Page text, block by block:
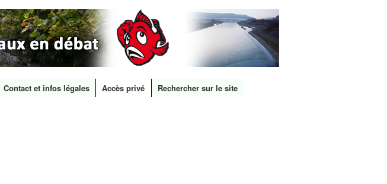
Contact et infos légales Accès privé Rechercher sur le site